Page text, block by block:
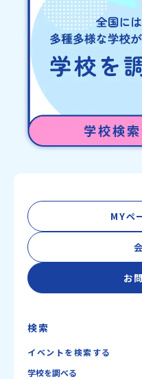
MYペ
お
検索
イベントを検索する
学校を調べる